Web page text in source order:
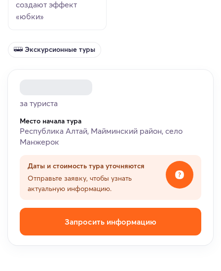
создают эффект
«юбки»
Экскурсионные туры
за туриста
Место начала тура
Республика Алтай, Майминский район, село
Манжерок
Даты и стоимость тура уточняются
Отправьте заявку, чтобы узнать
актуальную информацию.
Запросить информацию